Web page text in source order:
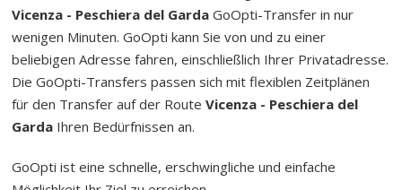
Vicenza - Peschiera del Garda GoOpti-Transfer in nur
wenigen Minuten. GoOpti kann Sie von und zu einer
beliebigen Adresse fahren, einschließlich Ihrer Privatadresse.
Die GoOpti-Transfers passen sich mit flexiblen Zeitplänen
für den Transfer auf der RouteVicenza - Peschiera del
Garda Ihren Bedürfnissen an.
GoOpti ist eine schnelle, erschwingliche und einfache